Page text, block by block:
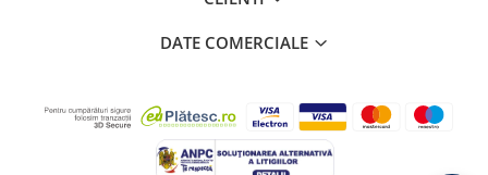
DATE COMERCIALE